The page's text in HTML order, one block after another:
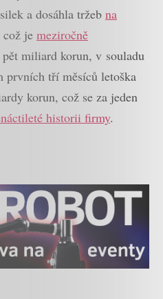
a dosáhla tržeb na
což je meziročně
miliard korun, v souladu
prvních tří měsíců letoška
korun, což se za jeden
historii firmy.